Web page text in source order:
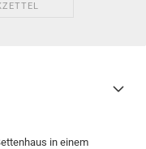
in einem